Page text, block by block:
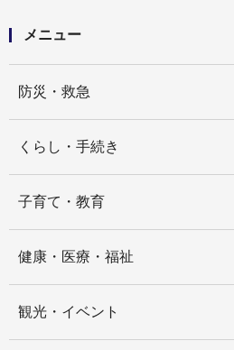
メニュー
防災・救急
くらし・手続き
子育て・教育
健康・医療・福祉
観光・イベント